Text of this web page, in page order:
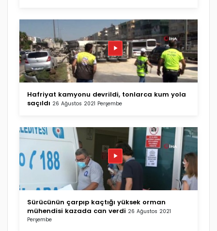
Hafriyat kamyonu devrildi, tonlarca kum yola
saçıldı 26 Ağustos 2021 Perşembe
Sürücünün çarpıp kaçtığı yüksek orman
mühendisi kazada can verdi 26 Ağustos 2021
Perşembe